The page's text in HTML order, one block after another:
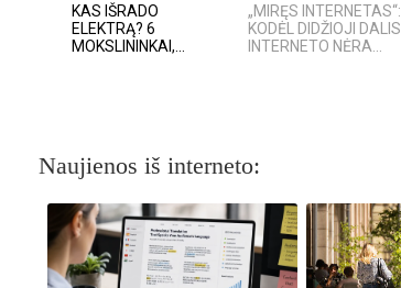
KAS IŠRADO
ELEKTRĄ? 6
MOKSLININKAI,...
„MIRĘS INTERNETAS“:
KODĖL DIDŽIOJI DALIS
INTERNETO NĖRA...
Naujienos iš interneto: